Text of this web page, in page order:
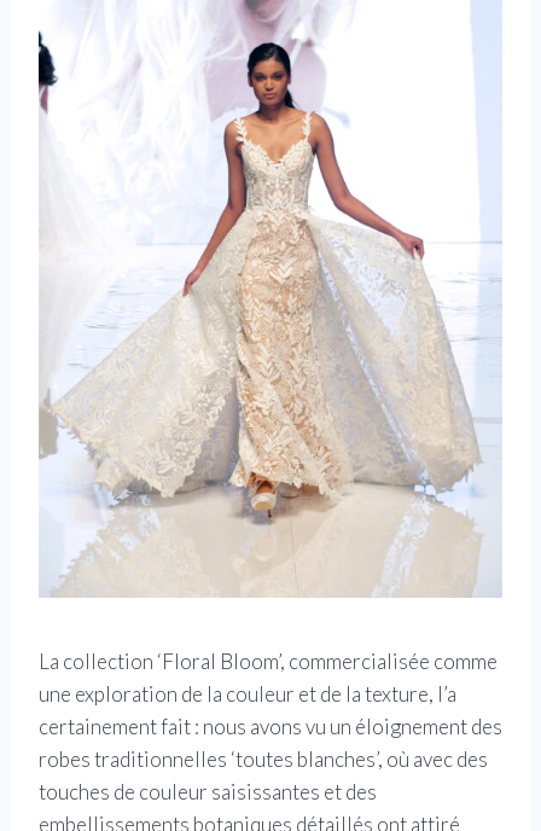
La collection ‘Floral Bloom’, commercialisée comme
une exploration de la couleur et de la texture, l’a
certainement fait : nous avons vu un éloignement des
robes traditionnelles ‘toutes blanches’, où avec des
touches de couleur saisissantes et des
embellissements botaniques détaillés ont attiré